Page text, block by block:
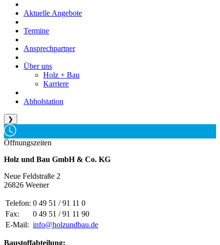
Aktuelle Angebote
Termine
Ansprechpartner
Über uns
Holz + Bau
Karriere
Abholstation
❯
Öffnungszeiten
Holz und Bau GmbH & Co. KG
Neue Feldstraße 2
26826 Weener
Telefon: 0 49 51 / 91 11 0
Fax:
0 49 51 / 91 11 90
E-Mail: info@holzundbau.de
Baustoffabteilung: